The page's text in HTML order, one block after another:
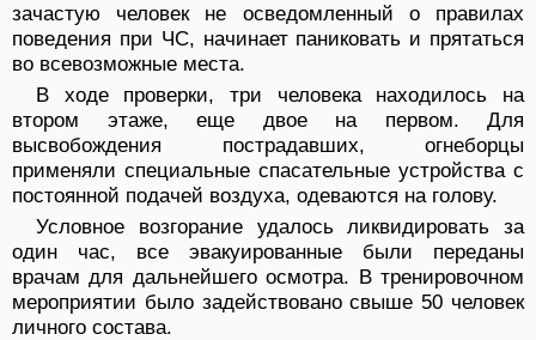
зачастую человек не осведомленный о правилах
поведения при ЧС, начинает паниковать и прятаться
во всевозможные места.
В ходе проверки, три человека находилось на
втором этаже, еще двое на первом. Для
высвобождения пострадавших, огнеборцы
применяли специальные спасательные устройства с
постоянной подачей воздуха, одеваются на голову.
Условное возгорание удалось ликвидировать за
один час, все эвакуированные были переданы
врачам для дальнейшего осмотра. В тренировочном
мероприятии было задействовано свыше 50 человек
личного состава.